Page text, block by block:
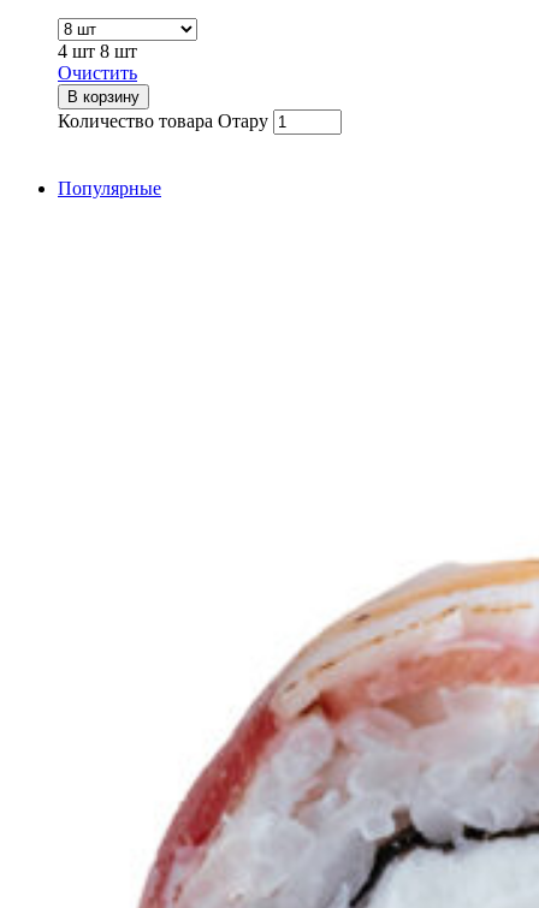
4 шт 8 шт
Очистить
В корзину
Количество товара Отару
Популярные